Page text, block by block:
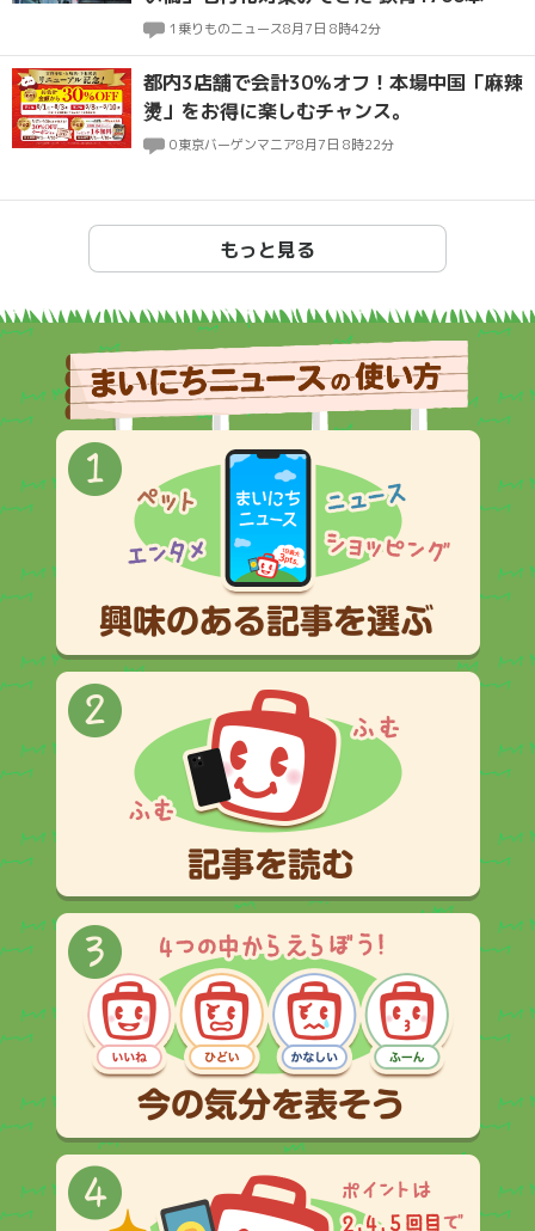
場はまるで巨大ジャングルジム
1 乗りものニュース8月7日 8時42分
都内3店舗で会計30％オフ！本場中国「麻辣
燙」をお得に楽しむチャンス。
0東京バーゲンマニア8月7日 8時22分
もっと見る